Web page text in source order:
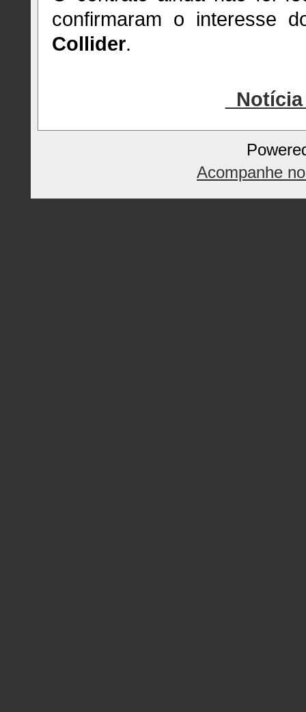
confirmaram o interesse
Collider.
Acompanhe